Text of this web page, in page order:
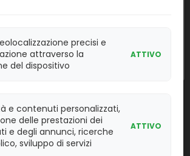
Long Raccked Filter Tip,natural
96 pcs/box
per acquistare.
precisi e
attraverso la
del dispositivo
ATTIVO
e contenuti personalizzati,
delle prestazioni dei
e degli annunci, ricerche
sviluppo di servizi
ATTIVO
regolarmente